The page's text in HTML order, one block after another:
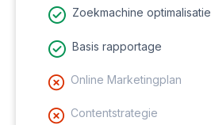
Zoekmachine optimalisatie
Basis rapportage
Online Marketingplan
Contentstrategie